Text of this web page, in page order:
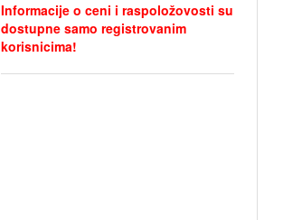
Informacije o ceni i raspoložovosti su
dostupne samo registrovanim
korisnicima!